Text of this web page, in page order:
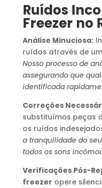
Ruídos
Freezer no
Análise Minuciosa:
ruídos através de
Nosso processo de
assegurando que
identificada
Correções
substituímos peças
os ruídos
a tranquilidade do
todos os sons
Verificações Pós-
freezer opere